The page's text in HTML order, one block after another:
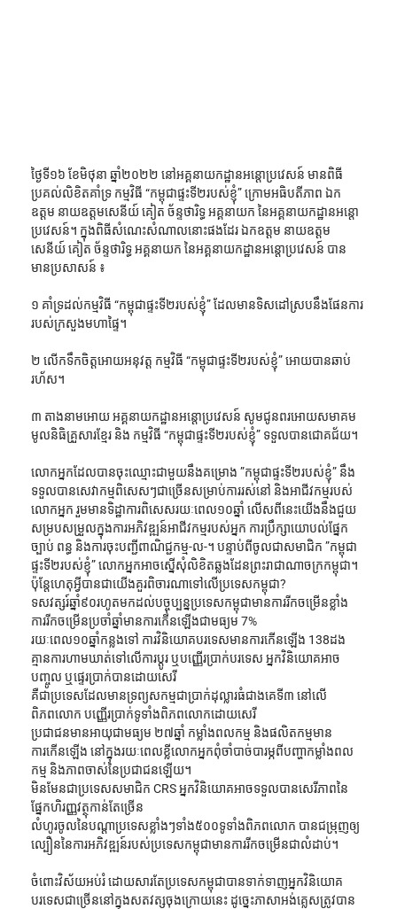
ថ្ងៃទី១៦ ខែមិថុនា ឆ្នាំ២០២២ នៅអគ្គនាយកដ្ឋានអន្តោប្រវេសន៍ មានពិធី
ប្រគល់លិខិតគាំទ្រ កម្មវិធី “កម្ពុជាផ្ទះទី២របស់ខ្ញុំ” ក្រោមអធិបតីភាព ឯក
ឧត្តម នាយឧត្តមសេនីយ៍ គៀត ច័ន្ទថារិទ្ធ អគ្គនាយក នៃអគ្គនាយកដ្ឋានអន្តោ
ប្រវេសន៍។ ក្នុងពិធីសំណេះសំណាលនោះផងដែរ ឯកឧត្តម នាយឧត្តម
សេនីយ៍ គៀត ច័ន្ទថារិទ្ធ អគ្គនាយក នៃអគ្គនាយកដ្ឋានអន្តោប្រវេសន៍ បាន
មានប្រសាសន៍ ៖
១ គាំទ្រដល់កម្មវិធី “កម្ពុជាផ្ទះទី២របស់ខ្ញុំ” ដែលមានទិសដៅស្របនឹងផែនការ
របស់ក្រសួងមហាផ្ទៃ។
២ លើកទឹកចិត្តអោយអនុវត្ត កម្មវិធី “កម្ពុជាផ្ទះទី២របស់ខ្ញុំ” អោយបានឆាប់
រហ័ស។
៣ តាងនាមអោយ អគ្គនាយកដ្ឋានអន្តោប្រវេសន៍ សូមជូនពរអោយសមាគម
មូលនិធិគ្រួសារខ្មែរ និង កម្មវិធី “កម្ពុជាផ្ទះទី២របស់ខ្ញុំ” ទទួលបានជោគជ័យ។
លោកអ្នកដែលបានចុះឈ្មោះជាមួយនឹងគម្រោង ”កម្ពុជាផ្ទះទី២របស់ខ្ញុំ” នឹង
ទទួលបានសេវាកម្មពិសេសៗជាច្រើនសម្រាប់ការរស់នៅ និងអាជីវកម្មរបស់
លោកអ្នក រួមមានទិដ្ឋាការពិសេសរយៈពេល១០ឆ្នាំ លើសពីនេះយើងនឹងជួយ
សម្របសម្រួលក្នុងការអភិវឌ្ឍន៍អាជីវកម្មរបស់អ្នក ការប្រឹក្សាយោបល់ផ្នែក
ច្បាប់ ពន្ធ និងការចុះបញ្ជីពាណិជ្ជកម្ម-ល-។ បន្ទាប់ពីចូលជាសមាជិក ”កម្ពុជា
ផ្ទះទី២របស់ខ្ញុំ” លោកអ្នកអាចស្នើសុំលិខិតឆ្លងដែនព្រះរាជាណាចក្រកម្ពុជា។
ប៉ុន្តែហេតុអ្វីបានជាយើងគួរពិចារណាទៅលើប្រទេសកម្ពុជា?
ទសវត្សរ៍ឆ្នាំ៩០រហូតមកដល់បច្ចុប្បន្នប្រទេសកម្ពុជាមានការរីកចម្រើនខ្លាំង
ការរីកចម្រើនប្រចាំឆ្នាំមានការកើនឡើងជាមធ្យម 7%
រយៈពេល១០ឆ្នាំកន្លងទៅ ការវិនិយោគបរទេសមានការកើនឡើង 138ដង
គ្មានការហាមឃាត់ទៅលើការប្ដូរ ឬបញ្ញើរប្រាក់បរទេស អ្នកវិនិយោគអាច
បញ្ចូល ឬផ្ទេរប្រាក់បានដោយសេរី
គឺជាប្រទេសដែលមានទ្រព្យសកម្មជាប្រាក់ដុល្លារធំជាងគេទី៣ នៅលើ
ពិភពលោក បញ្ញើរប្រាក់ទូទាំងពិភពលោកដោយសេរី
ប្រជាជនមានអាយុជាមធ្យម ២៧ឆ្នាំ កម្លាំងពលកម្ម និងផលិតកម្មមាន
ការកើនឡើង នៅក្នុងរយៈពេលខ្លីលោកអ្នកពុំចាំបាច់បារម្ភពីបញ្ហាកម្លាំងពល
កម្ម និងភាពចាស់នៃប្រជាជនឡើយ។
មិនមែនជាប្រទេសសមាជិក CRS អ្នកវិនិយោគអាចទទួលបានសេរីភាពនៃ
ផ្នែកហិរញ្ញវត្ថុកាន់តែច្រើន
លំហូរចូលនៃបណ្ដាប្រទេសខ្លាំងៗទាំង៥០០ទូទាំងពិភពលោក បានជម្រុញឲ្យ
ល្បឿននៃការអភិវឌ្ឍន៍របស់ប្រទេសកម្ពុជាមានការរីកចម្រើនជាលំដាប់។
ចំពោះវិស័យអប់រំ ដោយសារតែប្រទេសកម្ពុជាបានទាក់ទាញអ្នកវិនិយោគ
បរទេសជាច្រើននៅក្នុងសតវត្សចុងក្រោយនេះ ដូច្នេះភាសាអង់គ្លេសត្រូវបាន